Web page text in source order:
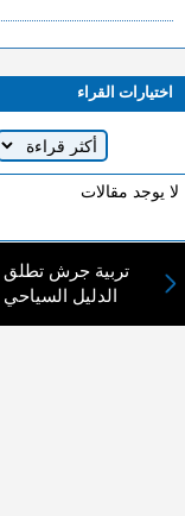
اختيارات القراء
لا يوجد مقالات
تربية جرش تطلق
الدليل السياحي
لا مانع من الإقتباس وإعادة